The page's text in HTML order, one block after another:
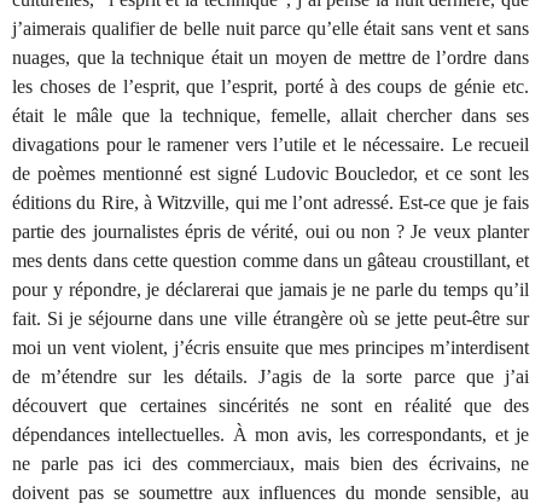
j’aimerais qualifier de belle nuit parce qu’elleétait sans vent et sans
nuages, que la technique était un moyen de mettre de l’ordre dans
les choses de l’esprit, que l’esprit, porté à des coups de génie etc.
était le mâle que la technique, femelle, allait chercher dans ses
divagations pour le ramener vers l’utile et le nécessaire. Le recueil
de poèmes mentionnéest signéLudovic Boucledor, et ce sont les
éditions du Rire,à Witzville, qui me l’ont adressé. Est-ce que je fais
partie des journalistes épris de vérité, oui ou non ? Je veux planter
mes dents dans cette question comme dans un gâteau croustillant, et
pour y répondre, je déclarerai que jamais je ne parle du temps qu’il
fait. Si je séjourne dans une ville étrangère où se jette peut-être sur
moi un vent violent, j’écris ensuite que mes principes m’interdisent
de m’étendre sur les détails. J’agis de la sorte parce que j’ai
découvert que certaines sincérités ne sont en réalitéque des
dépendances intellectuelles. À mon avis, les correspondants, et je
ne parle pas ici des commerciaux, mais bien des écrivains, ne
doivent pas se soumettre aux influences du monde sensible, au